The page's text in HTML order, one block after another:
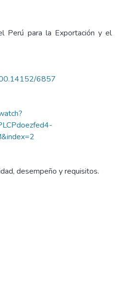
Perú para la Exportación y el
6857
desempeño y requisitos.